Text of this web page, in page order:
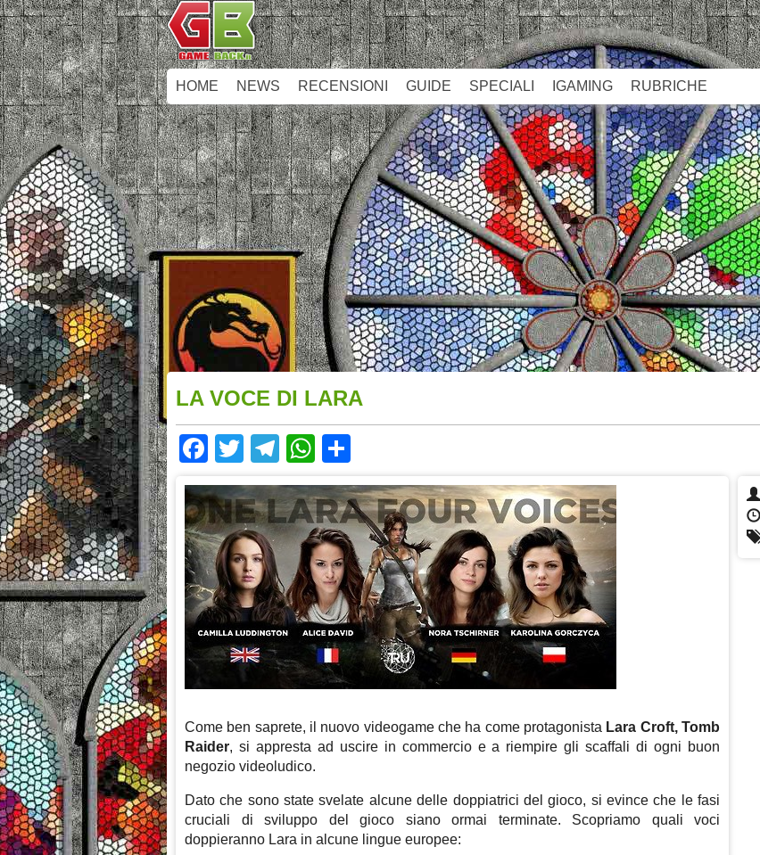
HOME NEWS RECENSIONI GUIDE SPECIALI IGAMING RUBRICHE
LA VOCE DI LARA
Facebook
TwitterTelegram
WhatsApp
Come ben saprete, il nuovo videogame che ha come protagonista Lara Croft, Tomb
Raider, si appresta ad uscire in commercio e a riempire gli scaffali di ogni buon
negozio videoludico.
Dato che sono state svelate alcune delle doppiatrici del gioco, si evince che le fasi
cruciali di sviluppo del gioco siano ormai terminate. Scopriamo quali voci
doppieranno Lara in alcune lingue europee: